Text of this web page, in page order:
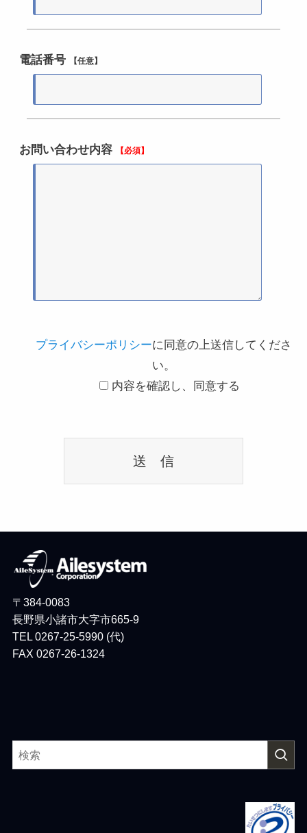
電話番号 【任意】
お問い合わせ内容 【必須】
プライバシーポリシーに同意の上送信してくださ
い。
内容を確認し、同意する
〒384-0083
長野県小諸市大字市665-9
TEL 0267-25-5990 (代)
FAX 0267-26-1324